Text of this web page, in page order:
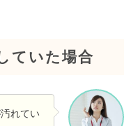
ていた場合
れてい